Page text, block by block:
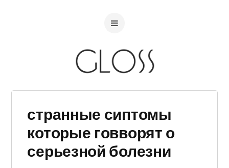
странные сиптомы
которые говворят о
серьезной болезни